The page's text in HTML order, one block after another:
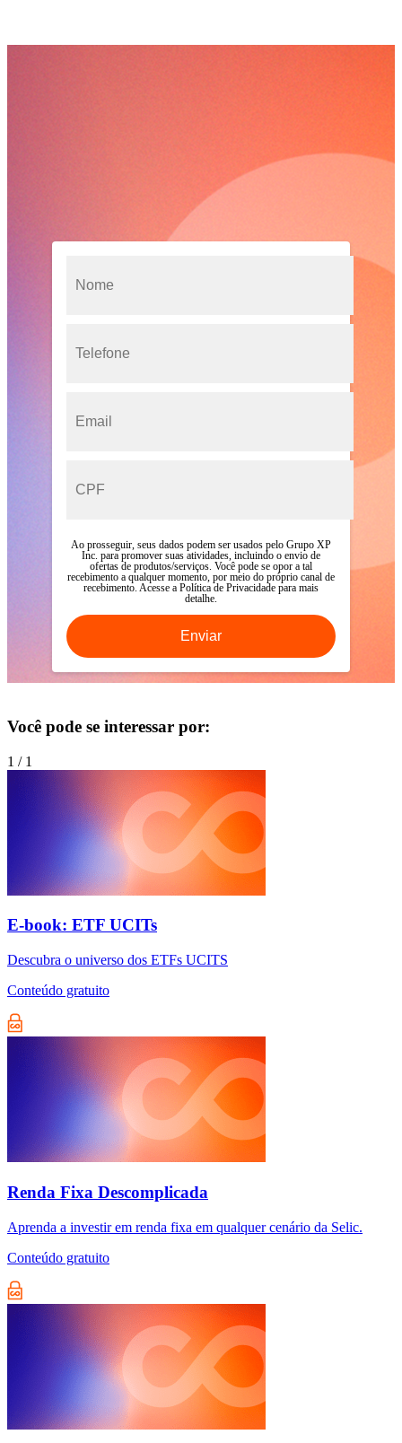
formas de gerar uma ganho extra investindo em ações por
meio deles. Faça o download gratuito e acesse estas e outras
informações no material completo!
Ao prosseguir, seus dados podem ser usados pelo Grupo XP
Inc. para promover suas atividades, incluindo o envio de
ofertas de produtos/serviços. Você pode se opor a tal
recebimento a qualquer momento, por meio do próprio canal de
recebimento. Acesse a Política de Privacidade para mais
detalhe.
Você pode se interessar por:
1 / 1
E-book: ETF UCITs
Descubra o universo dos ETFs UCITS
Conteúdo gratuito
Renda Fixa Descomplicada
Aprenda a investir em renda fixa em qualquer cenário da Selic.
Conteúdo gratuito